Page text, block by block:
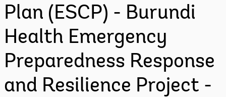
Plan (ESCP) - Burundi
Health Emergency
Preparedness Response
and Resilience Project -